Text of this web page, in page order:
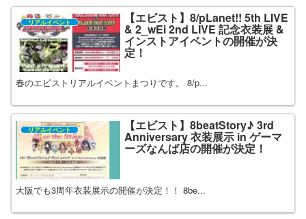
リアルイベント 【エビスト】8/pLanet!! 5th LIVE
& 2_wEi 2nd LIVE 記念衣装展 &
インストアイベントの開催が決
定！
春のエビストリアルイベントまつりです。 8/p...
リアルイベント 【エビスト】8beatStory♪ 3rd
Anniversary 衣装展示 in ゲーマ
ーズなんば店の開催が決定！
大阪でも3周年衣装展示の開催が決定！！ 8be...